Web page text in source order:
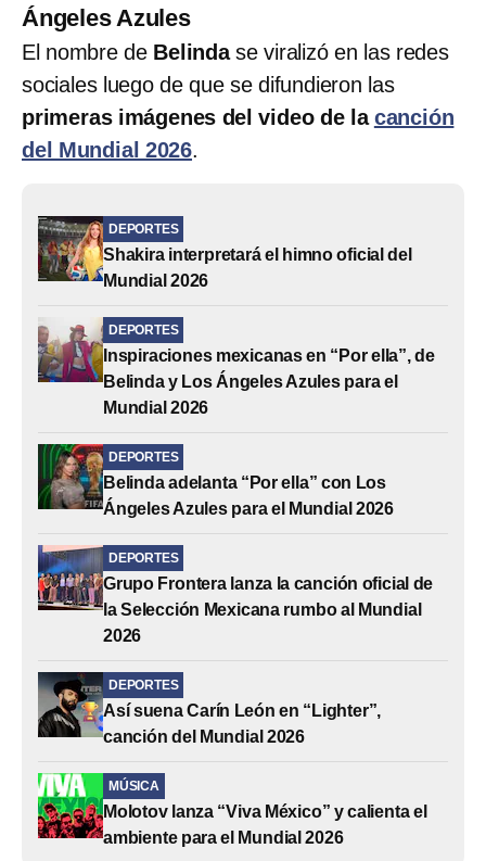
Ángeles Azules
El nombre deBelindase viralizó en las redes
sociales luego de que se difundieron las
primeras imágenes del video de lacanción
del Mundial 2026.
DEPORTES
Shakira interpretará el himno oficial del
Mundial 2026
DEPORTES
Inspiraciones mexicanas en “Por ella”, de
Belinda y Los Ángeles Azules para el
Mundial 2026
DEPORTES
Belinda adelanta “Por ella” con Los
Ángeles Azules para el Mundial 2026
DEPORTES
Grupo Frontera lanza la canción oficial de
la Selección Mexicana rumbo al Mundial
2026
DEPORTES
Así suena Carín León en “Lighter”,
canción del Mundial 2026
MÚSICA
Molotov lanza “Viva México” y calienta el
ambiente para el Mundial 2026